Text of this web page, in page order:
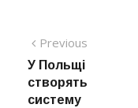
Навігація
записів
Previous
У Польщі
створять
систему